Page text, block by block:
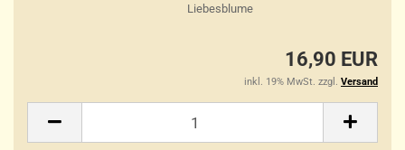
Liebesblume
16,90 EUR
inkl. 19% MwSt. zzgl. Versand